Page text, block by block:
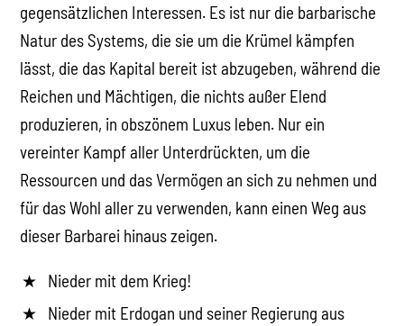
gegensätzlichen Interessen. Es ist nur die barbarische
Natur des Systems, die sie um die Krümel kämpfen
lässt, die das Kapital bereit ist abzugeben, während die
Reichen und Mächtigen, die nichts außer Elend
produzieren, in obszönem Luxus leben. Nur ein
vereinter Kampf aller Unterdrückten, um die
Ressourcen und das Vermögen an sich zu nehmen und
für das Wohl aller zu verwenden, kann einen Weg aus
dieser Barbarei hinaus zeigen.
Nieder mit dem Krieg!
Nieder mit Erdogan und seiner Regierung aus